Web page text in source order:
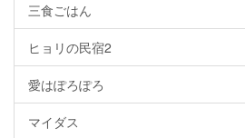
三食ごはん
ヒョリの民宿2
愛はぽろぽろ
マイダス